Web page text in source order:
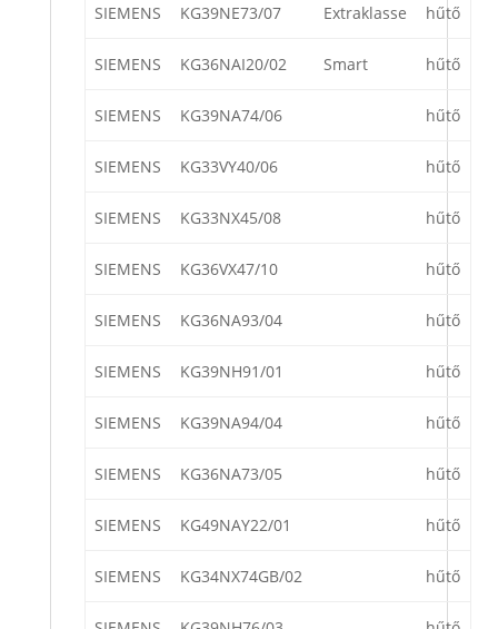
SIEMENS KG39NE73/07 Extraklasse hűtő
SIEMENS KG36NAI20/02 Smart hűtő
SIEMENS KG39NA74/06 hűtő
SIEMENS KG33VY40/06 hűtő
SIEMENS KG33NX45/08 hűtő
SIEMENS KG36VX47/10 hűtő
SIEMENS KG36NA93/04 hűtő
SIEMENS KG39NH91/01 hűtő
SIEMENS KG39NA94/04 hűtő
SIEMENS KG36NA73/05 hűtő
SIEMENS KG49NAY22/01 hűtő
SIEMENS KG34NX74GB/02 hűtő